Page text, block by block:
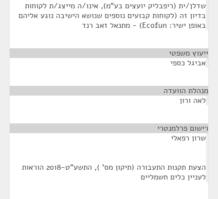
שדלן/ית (ריפבליק יועצים בע"מ), אינו/ה מייצג/ת לקוחות
בדיון זה (לקוחות קבועים נוספים שנושא הישיבה נוגע אליהם
באופן ישיר: Ecofun) - מתנאל זאב רנד
ייעוץ משפטי
אביגל כספי
מנהלת הוועדה
לאה ורון
רישום פרלמנטרי
שרון רפאלי
הצעת תקנות התעבורה (תיקון מס' ), התשע"ט-2018 הוראות
לעניין כלים חשמליים